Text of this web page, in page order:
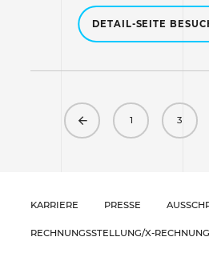
DETAIL-SEITE
Previous1 3
KARRIERE PRESSE
RECHNUNGSSTELLUNG/X-RECHNUNG